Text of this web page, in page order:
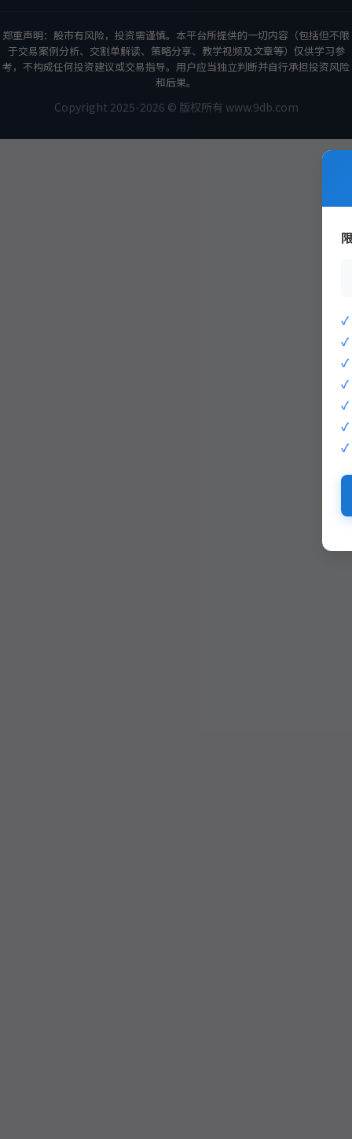
郑重声明：股市有风险，投资需谨慎。本平台所提供的一切内容（包括但不限
于交易案例分析、交割单解读、策略分享、教学视频及文章等）仅供学习参
考，不构成任何投资建议或交易指导。用户应当独立判断并自行承担投资风险
和后果。
Copyright 2025-2026 © 版权所有 www.9db.com